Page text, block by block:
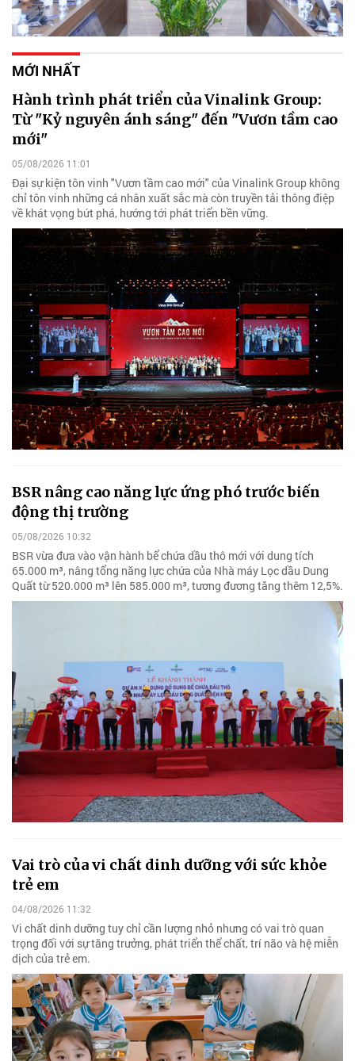
MỚI NHẤT
Hành trình phát triển của Vinalink Group:
Từ "Kỷ nguyên ánh sáng" đến "Vươn tầm cao
mới"
05/08/2026 11:01
Đại sự kiện tôn vinh "Vươn tầm cao mới" của Vinalink Group không
chỉ tôn vinh những cá nhân xuất sắc mà còn truyền tải thông điệp
về khát vọng bứt phá, hướng tới phát triển bền vững.
BSR nâng cao năng lực ứng phó trước biến
động thị trường
05/08/2026 10:32
BSR vừa đưa vào vận hành bể chứa dầu thô mới với dung tích
65.000 m³, nâng tổng năng lực chứa của Nhà máy Lọc dầu Dung
Quất từ 520.000 m³ lên 585.000 m³, tương đương tăng thêm 12,5%.
Vai trò của vi chất dinh dưỡng với sức khỏe
trẻ em
04/08/2026 11:32
Vi chất dinh dưỡng tuy chỉ cần lượng nhỏ nhưng có vai trò quan
trọng đối với sự tăng trưởng, phát triển thể chất, trí não và hệ miễn
dịch của trẻ em.